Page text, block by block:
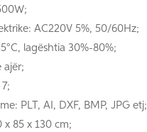
AC220V 5%, 50/60Hz;
lagështia 30%-80%;
ajër;
PLT, AI, DXF, BMP, JPG etj;
x 85 x 130 cm;